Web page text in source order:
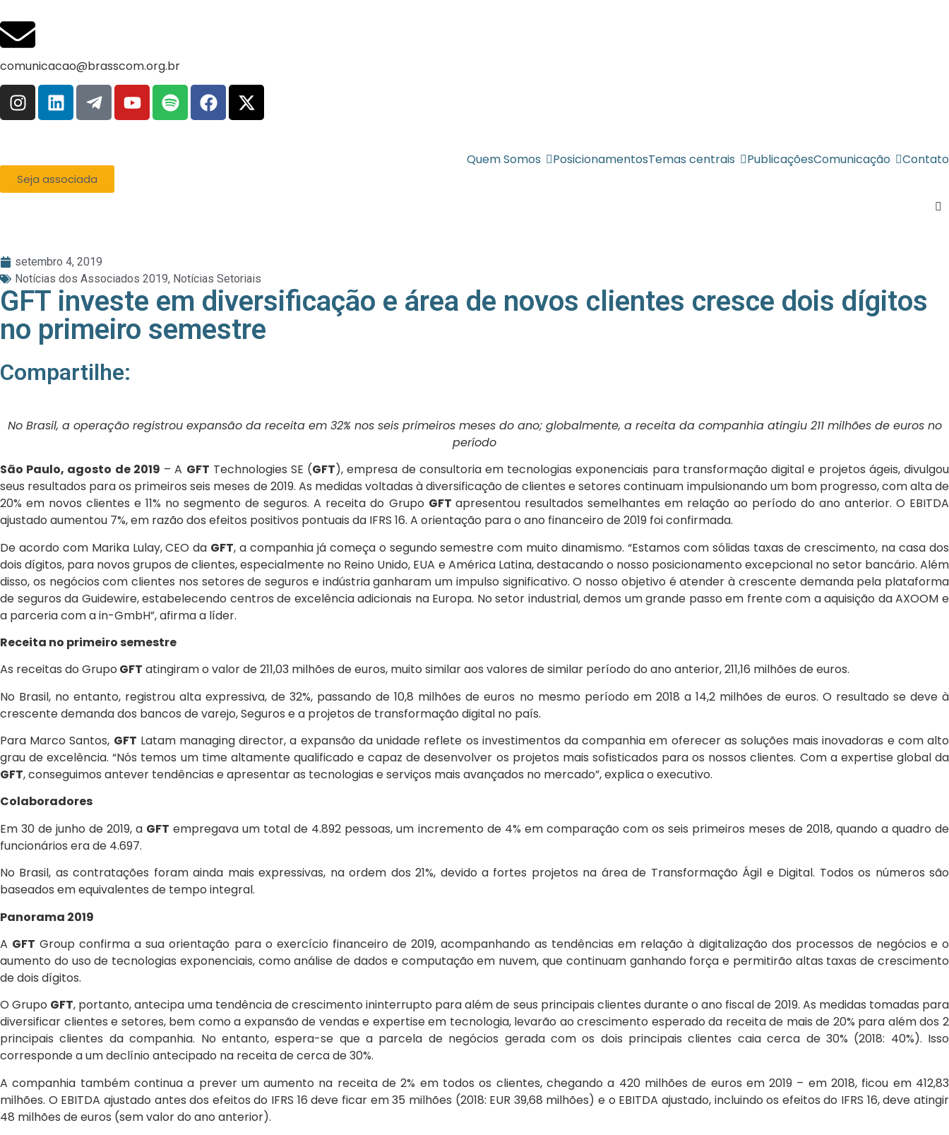
comunicacao@brasscom.org.br
Quem Somos PosicionamentosTemas centrais PublicaçõesComunicação Contato
Seja associada
setembro 4, 2019
Notícias dos Associados 2019, Notícias Setoriais
GFT investe em diversificação e área de novos clientes cresce dois dígitos
no primeiro semestre
Compartilhe:
No Brasil, a operação registrou expansão da receita em 32% nos seis primeiros meses do ano; globalmente, a receita da companhia atingiu 211 milhões de euros no
período
São Paulo, agosto de 2019 – A GFT Technologies SE (GFT), empresa de consultoria em tecnologias exponenciais para transformação digital e projetos ágeis, divulgou
seus resultados para os primeiros seis meses de 2019. As medidas voltadas à diversificação de clientes e setores continuam impulsionando um bom progresso, com alta de
20% em novos clientes e 11% no segmento de seguros. A receita do Grupo GFT apresentou resultados semelhantes em relação ao período do ano anterior. O EBITDA
ajustado aumentou 7%, em razão dos efeitos positivos pontuais da IFRS 16. A orientação para o ano financeiro de 2019 foi confirmada.
De acordo com Marika Lulay, CEO da GFT, a companhia já começa o segundo semestre com muito dinamismo. “Estamos com sólidas taxas de crescimento, na casa dos
dois dígitos, para novos grupos de clientes, especialmente no Reino Unido, EUA e América Latina, destacando o nosso posicionamento excepcional no setor bancário. Além
disso, os negócios com clientes nos setores de seguros e indústria ganharam um impulso significativo. O nosso objetivo é atender à crescente demanda pela plataforma
de seguros da Guidewire, estabelecendo centros de excelência adicionais na Europa. No setor industrial, demos um grande passo em frente com a aquisição da AXOOM e
a parceria com a in-GmbH”, afirma a líder.
Receita no primeiro semestre
As receitas do Grupo GFT atingiram o valor de 211,03 milhões de euros, muito similar aos valores de similar período do ano anterior, 211,16 milhões de euros.
No Brasil, no entanto, registrou alta expressiva, de 32%, passando de 10,8 milhões de euros no mesmo período em 2018 a 14,2 milhões de euros. O resultado se deve à
crescente demanda dos bancos de varejo, Seguros e a projetos de transformação digital no país.
Para Marco Santos, GFT Latam managing director, a expansão da unidade reflete os investimentos da companhia em oferecer as soluções mais inovadoras e com alto
grau de excelência. “Nós temos um time altamente qualificado e capaz de desenvolver os projetos mais sofisticados para os nossos clientes. Com a expertise global da
GFT, conseguimos antever tendências e apresentar as tecnologias e serviços mais avançados no mercado”, explica o executivo.
Colaboradores
Em 30 de junho de 2019, a GFT empregava um total de 4.892 pessoas, um incremento de 4% em comparação com os seis primeiros meses de 2018, quando a quadro de
funcionários era de 4.697.
No Brasil, as contratações foram ainda mais expressivas, na ordem dos 21%, devido a fortes projetos na área de Transformação Ágil e Digital. Todos os números são
baseados em equivalentes de tempo integral.
Panorama 2019
A GFT Group confirma a sua orientação para o exercício financeiro de 2019, acompanhando as tendências em relação à digitalização dos processos de negócios e o
aumento do uso de tecnologias exponenciais, como análise de dados e computação em nuvem, que continuam ganhando força e permitirão altas taxas de crescimento
de dois dígitos.
O Grupo GFT, portanto, antecipa uma tendência de crescimento ininterrupto para além de seus principais clientes durante o ano fiscal de 2019. As medidas tomadas para
diversificar clientes e setores, bem como a expansão de vendas e expertise em tecnologia, levarão ao crescimento esperado da receita de mais de 20% para além dos 2
principais clientes da companhia. No entanto, espera-se que a parcela de negócios gerada com os dois principais clientes caia cerca de 30% (2018: 40%). Isso
corresponde a um declínio antecipado na receita de cerca de 30%.
A companhia também continua a prever um aumento na receita de 2% em todos os clientes, chegando a 420 milhões de euros em 2019 – em 2018, ficou em 412,83
milhões. O EBITDA ajustado antes dos efeitos do IFRS 16 deve ficar em 35 milhões (2018: EUR 39,68 milhões) e o EBITDA ajustado, incluindo os efeitos do IFRS 16, deve atingir
48 milhões de euros (sem valor do ano anterior).